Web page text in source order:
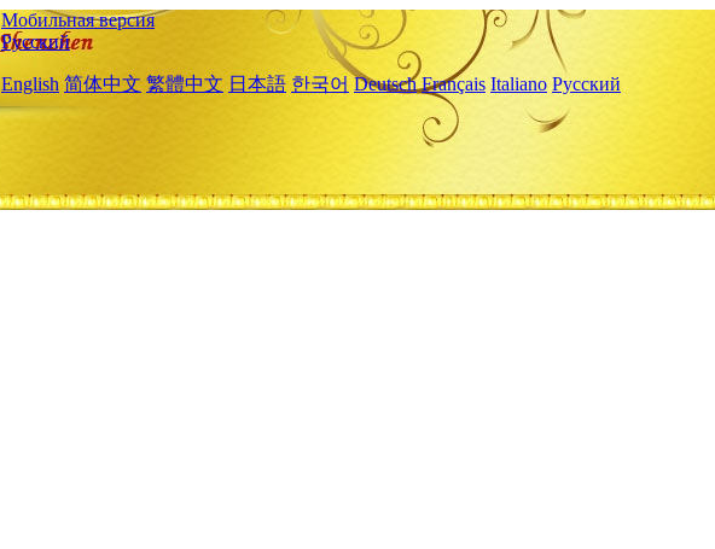
Мобильная версия
Русский
English 简体中文 繁體中文 日本語 한국어 Deutsch Français Italiano Русский